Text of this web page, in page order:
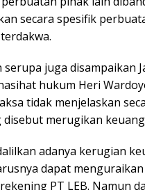
secara spesifik
serupa juga disampaikan
hukum Heri
tidak menjelaskan
disebut merugikan
adanya kerugian
dapat
PT LEB. Namun